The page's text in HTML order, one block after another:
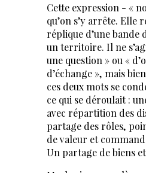
Cette expression - «
qu’on s’y arrête. Elle
réplique d’une
un territoire. Il ne
une question » ou «
d’échange », mais
ces deux mots se
ce qui se déroulait :
avec répartition des
partage des rôles,
de valeur et
Un partage de biens